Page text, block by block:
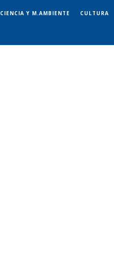
CIENCIA Y M.AMBIENTE CULTURA